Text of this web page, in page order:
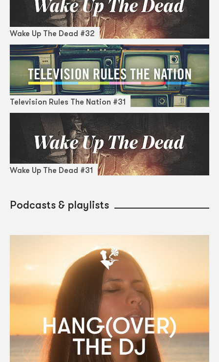
Wake Up The Dead #32
Television Rules The Nation #31
Wake Up The Dead #31
Podcasts & playlists